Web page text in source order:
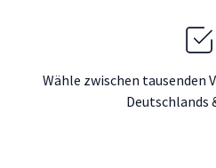
Wähle zwischen tausenden
Deutschlands